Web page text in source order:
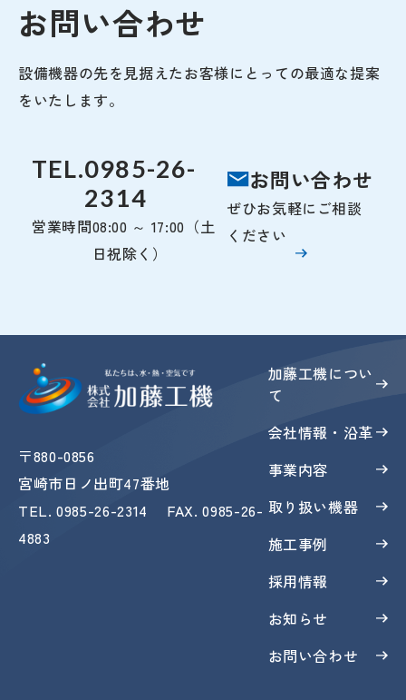
お問い合わせ
設備機器の先を見据えたお客様にとっての最適な提案
をいたします。
TEL.0985-26-
2314
営業時間08:00 ～ 17:00（土
日祝除く）
お問い合わせ
ぜひお気軽にご相談
ください
〒880-0856
宮崎市日ノ出町47番地
TEL.0985-26-2314 FAX. 0985-26-
4883
加藤工機につい
て
会社情報・沿革
事業内容
取り扱い機器
施工事例
採用情報
お知らせ
お問い合わせ